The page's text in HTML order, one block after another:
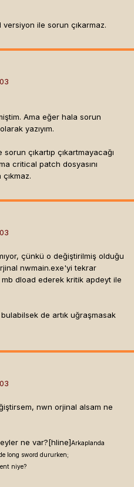
diğerine otomatik olarak
Ancak Shadowlords
otomatik olarak geçmiyor.
O yüzden diğer seriye
hatta kullanmalısınız
adreslerini veriyim. Asıl
:
(Bunu yüklemeniz şart değil
:
:
:
ile sorun çıkarmaz.
Ama eğer hala sorun
yazıyım.
çıkartıp çıkartmayacağı
critical patch dosyasını
çünkü o değiştirilmiş olduğu
nwmain.exe'yi tekrar
dload ederek kritik apdeyt ile
de artık uğraşmasak
nwn orjinal alsam ne
ne var?[hline]Arkaplanda
long sword dururken;
niye?